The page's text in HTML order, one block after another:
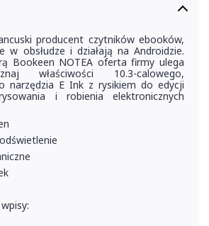
producent czytników ebooków,
w obsłudze i działają na Androidzie.
Bookeen NOTEA oferta firmy ulega
właściwości 10.3-calowego,
narzędzia E Ink z rysikiem do edycji
i robienia elektronicznych